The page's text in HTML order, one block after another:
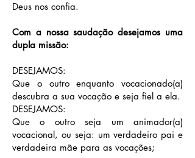
Deus nos confia.
Com a nossa saudação desejamos uma
dupla missão:
DESEJAMOS:
Que o outro enquanto vocacionado(a)
descubra a sua vocação e seja fiel a ela.
DESEJAMOS:
Que o outro seja um animador(a)
vocacional, ou seja: um verdadeiro pai e
verdadeira mãe para as vocações;